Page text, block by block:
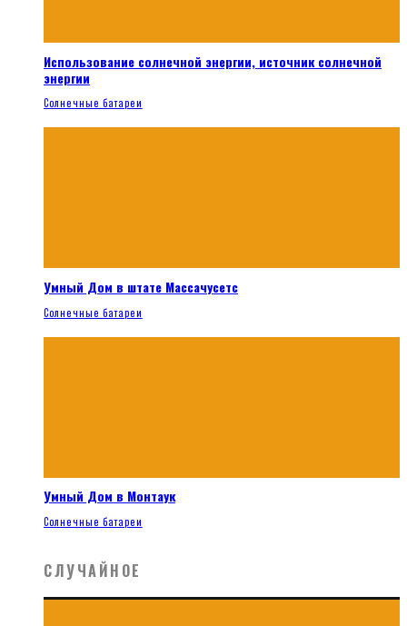
Использование солнечной энергии, источник солнечной
энергии
Солнечные батареи
Умный Дом в штате Массачусетс
Солнечные батареи
Умный Дом в Монтаук
Солнечные батареи
СЛУЧАЙНОЕ